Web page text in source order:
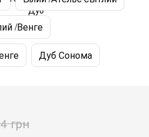
/Венге
Дуб Сонома
грн